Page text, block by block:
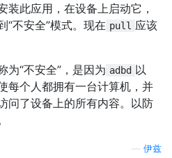
装此应用，在设备上启动它，
“不安全”模式。现在 pull 应该
为“不安全”，是因为 adbd 以
每个人都拥有一台计算机，并
问了设备上的所有内容。以防
伊兹